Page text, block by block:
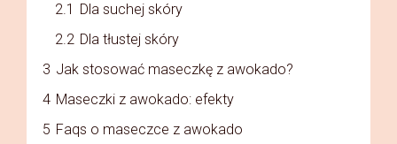
2.1 Dla suchej skóry
2.2 Dla tłustej skóry
3 Jak stosować maseczkę z awokado?
4 Maseczki z awokado: efekty
5 Faqs o maseczce z awokado